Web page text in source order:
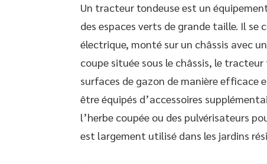
Un tracteur tondeuse est un
des espaces verts de grande taille. Il se
électrique, monté sur un châssis avec
coupe située sous le châssis, le
surfaces de gazon de manière efficace
être équipés d’accessoires
l’herbe coupée ou des pulvérisateurs
est largement utilisé dans les jardins